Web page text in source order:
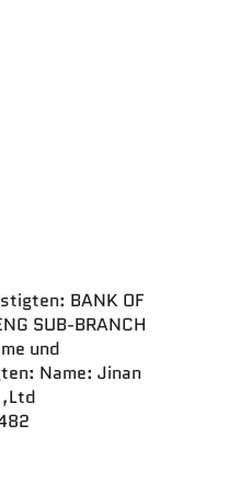
BANK OF
SUB-BRANCH
und
Name: Jinan